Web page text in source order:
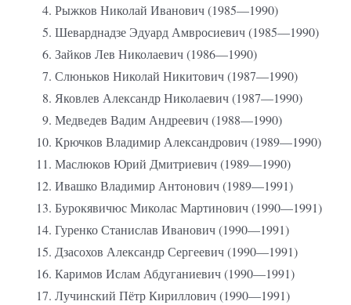
Рыжков Николай Иванович (1985—1990)
Шеварднадзе Эдуард Амвросиевич (1985—1990)
Зайков Лев Николаевич (1986—1990)
Слюньков Николай Никитович (1987—1990)
Яковлев Александр Николаевич (1987—1990)
Медведев Вадим Андреевич (1988—1990)
Крючков Владимир Александрович (1989—1990)
Маслюков Юрий Дмитриевич (1989—1990)
Ивашко Владимир Антонович (1989—1991)
Бурокявичюс Миколас Мартинович (1990—1991)
Гуренко Станислав Иванович (1990—1991)
Дзасохов Александр Сергеевич (1990—1991)
Каримов Ислам Абдуганиевич (1990—1991)
Лучинский Пётр Кириллович (1990—1991)